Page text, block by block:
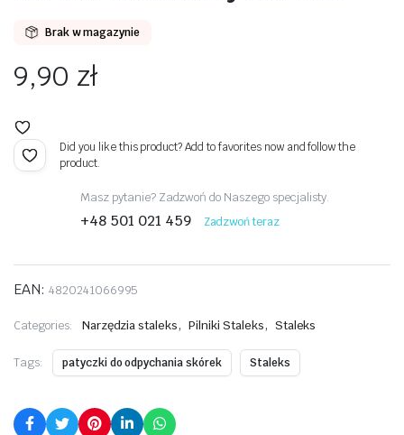
Brak w magazynie
9,90 zł
Did you like this product? Add to favorites now and follow the
product.
Masz pytanie? Zadzwoń do Naszego specjalisty.
+48 501 021 459 Zadzwoń teraz
EAN: 4820241066995
Categories: Narzędzia staleks, Pilniki Staleks, Staleks
Tags: patyczki do odpychania skórek Staleks